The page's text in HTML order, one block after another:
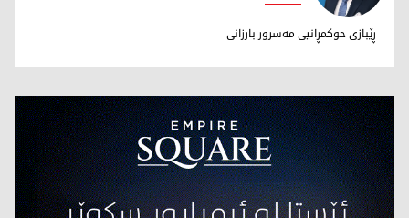
د. سامان سۆرانی
ڕێبازی حوکمڕانیی مەسرور بارزانی